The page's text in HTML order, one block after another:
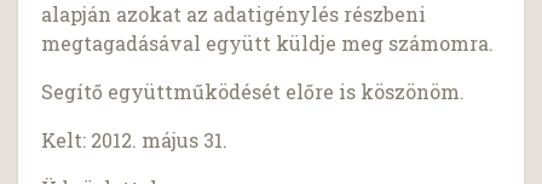
alapján azokat az adatigénylés részbeni
megtagadásával együtt küldje meg számomra.
Segítő együttműködését előre is köszönöm.
Kelt: 2012. május 31.